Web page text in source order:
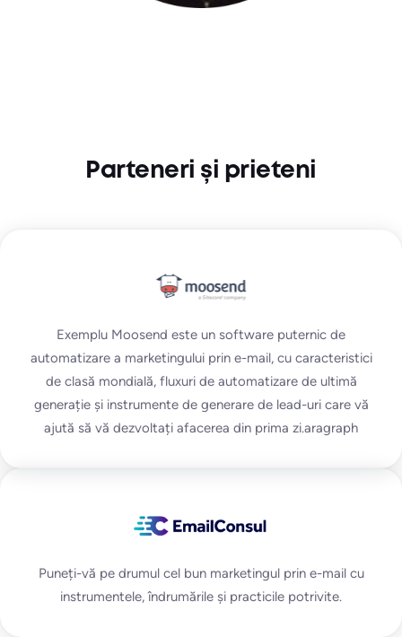
Parteneri și prieteni
Exemplu Moosend este un software puternic de
automatizare a marketingului prin e-mail, cu caracteristici
de clasă mondială, fluxuri de automatizare de ultimă
generație și instrumente de generare de lead-uri care vă
ajută să vă dezvoltați afacerea din prima zi.aragraph
Puneți-vă pe drumul cel bun marketingul prin e-mail cu
instrumentele, îndrumările și practicile potrivite.